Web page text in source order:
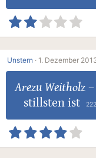
Unstern · 1. Dezember
Arezu Weitholz–
stillsten ist